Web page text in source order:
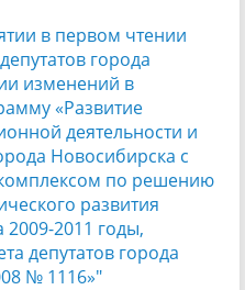
в первом чтении
города
изменений в
«Развитие
деятельности и
Новосибирска с
по решению
развития
2011 годы,
депутатов города
№ 1116»"